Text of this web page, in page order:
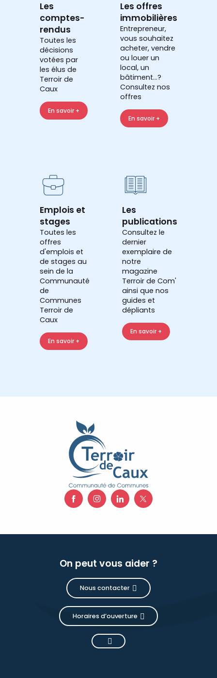
Les
comptes-
rendus
Toutes les
décisions
votées par
les élus de
Terroir de
Caux
En savoir +
Les offres
immobilières
Entrepreneur,
vous souhaitez
acheter, vendre
ou louer un
local, un
bâtiment...?
Consultez nos
offres
En savoir +
Emplois et
stages
Toutes les
offres
d'emplois et
de stages au
sein de la
Communauté
de
Communes
Terroir de
Caux
En savoir +
Les
publications
Consultez le
dernier
exemplaire de
notre
magazine
Terroir de Com'
ainsi que nos
guides et
dépliants
En savoir +
On peut vous aider ?
Nous contacter
Horaires d’ouverture